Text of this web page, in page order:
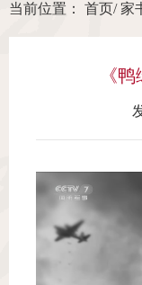
当前位置： 首页/ 家
《